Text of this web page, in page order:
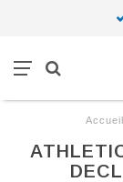
Accueil